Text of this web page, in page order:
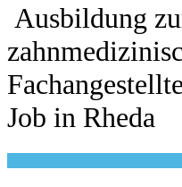
Ausbildung
Job in Rheda